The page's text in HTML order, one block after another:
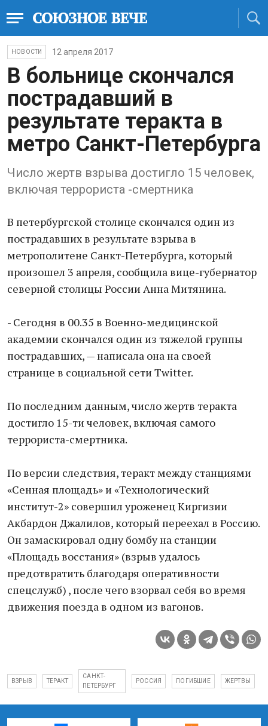
НОВОСТИ 12 апреля 2017
В больнице скончался
пострадавший в
результате теракта в
метро Санкт-Петербурга
Число жертв взрыва достигло 15 человек,
включая террориста -смертника
В петербургской столице скончался один из
пострадавших в результате взрыва в
метрополитене Санкт-Петербурга, который
произошел 3 апреля, сообщила вице-губернатор
северной столицы России Анна Митянина.
- Сегодня в 00.35 в Военно-медицинской
академии скончался один из тяжелой группы
пострадавших, — написала она на своей
странице в социальной сети Twitter.
По последним данным, число жертв теракта
достигло 15-ти человек, включая самого
террориста-смертника.
По версии следствия, теракт между станциями
«Сенная площадь» и «Технологический
институт-2» совершил уроженец Киргизии
Акбардон Джалилов, который переехал в Россию.
Он замаскировал одну бомбу на станции
«Площадь восстания» (взрыв удалось
предотвратить благодаря оперативности
спецслужб) , после чего взорвал себя во время
движения поезда в одном из вагонов.
ВЗРЫВ ТЕРАКТ
САНКТ-
ПЕТЕРБУРГ
РОССИЯ ПОГИБШИЕ ЖЕРТВЫ